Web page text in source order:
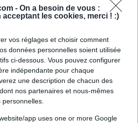
- On a besoin de vous :
les cookies, merci ! :)
vos réglages et choisir comment
données personnelles soient utilisée
ci-dessous. Vous pouvez configurer
indépendante pour chaque
une description de chacun des
nos partenaires et nous-mêmes
app uses one or more Google